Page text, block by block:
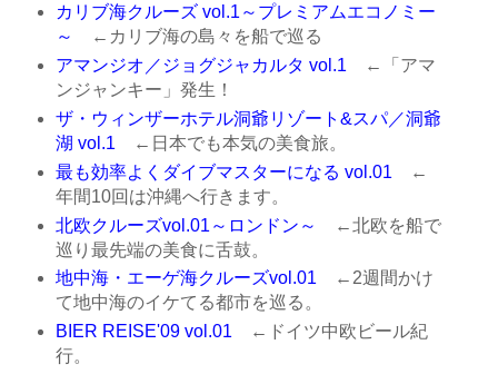
カリブ海クルーズ vol.1～プレミアムエコノミー
～
←カリブ海の島々を船で巡る
アマンジオ／ジョグジャカルタ vol.1 ←「アマ
ンジャンキー」発生！
ザ・ウィンザーホテル洞爺リゾート&スパ／洞爺
湖 vol.1 ←日本でも本気の美食旅。
最も効率よくダイブマスターになる vol.01 ←
年間10回は沖縄へ行きます。
北欧クルーズvol.01～ロンドン～
←北欧を船で
巡り最先端の美食に舌鼓。
地中海・エーゲ海クルーズvol.01←2週間かけ
て地中海のイケてる都市を巡る。
BIER REISE'09 vol.01←ドイツ中欧ビール紀
行。